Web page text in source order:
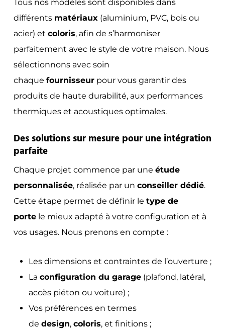
Tous nos modèles sont disponibles dans
différents matériaux(aluminium, PVC, bois ou
acier) et coloris, afin de s’harmoniser
parfaitement avec le style de votre maison. Nous
sélectionnons avec soin
chaque fournisseurpour vous garantir des
produits de haute durabilité, aux performances
thermiques et acoustiques optimales.
Des solutions sur mesure pour une intégration
parfaite
Chaque projet commence par une étude
personnalisée, réalisée par un conseiller dédié.
Cette étape permet de définir le type de
portele mieux adapté à votre configuration et à
vos usages. Nous prenons en compte :
Les dimensions et contraintes de l’ouverture ;
La configuration du garage(plafond, latéral,
accès piéton ou voiture) ;
Vos préférences en termes
de design, coloris, et finitions ;